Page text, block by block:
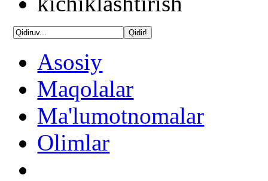
Asosiy
Maqolalar
Ma'lumotnomalar
Olimlar